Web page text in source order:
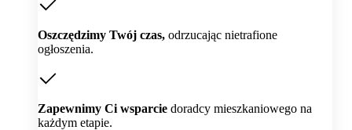
Oszczędzimy Twój czas, odrzucając nietrafione
ogłoszenia.
Zapewnimy Ci wsparcie doradcy mieszkaniowego na
każdym etapie.